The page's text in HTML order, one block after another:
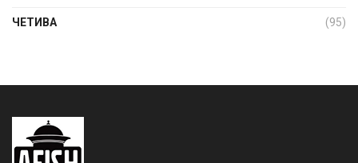
ЧЕТИВА (95)